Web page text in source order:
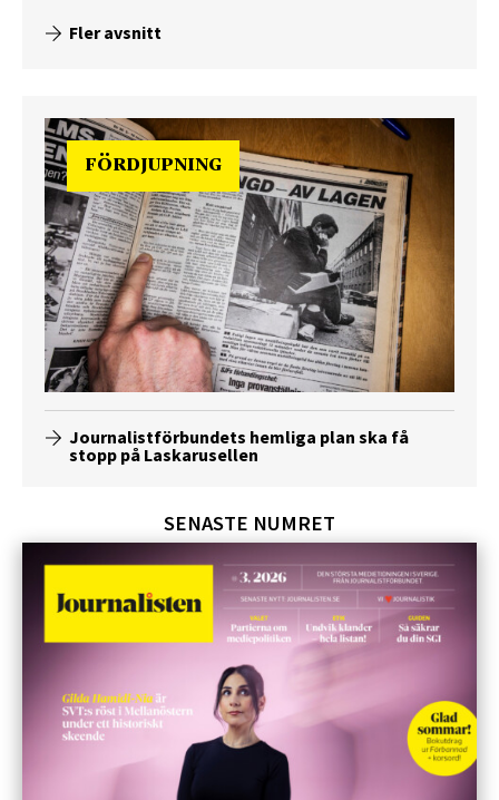
Fler avsnitt
FÖRDJUPNING
Journalistförbundets hemliga plan ska få
stopp på Laskarusellen
SENASTE NUMRET